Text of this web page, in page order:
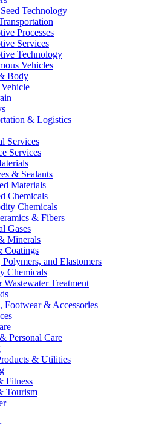
Technology
Processes
Services
Technology
Vehicles
Body
& Logistics
Services
Services
& Sealants
Materials
Chemicals
Chemicals
& Fibers
Gases
Minerals
Coatings
Polymers, and Elastomers
Chemicals
Wastewater Treatment
Footwear & Accessories
Personal Care
& Utilities
Fitness
Tourism